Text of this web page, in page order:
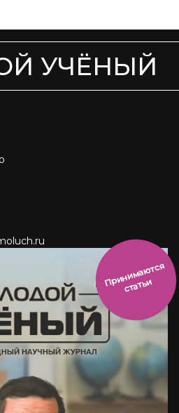
УЧЁНЫЙ
П
р
и
н
и
м
а
ют
с
я
ст
ать
и